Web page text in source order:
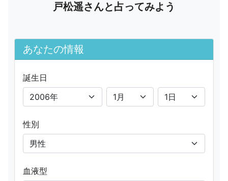
戸松遥さんと占ってみよう
あなたの情報
誕生日
性別
血液型